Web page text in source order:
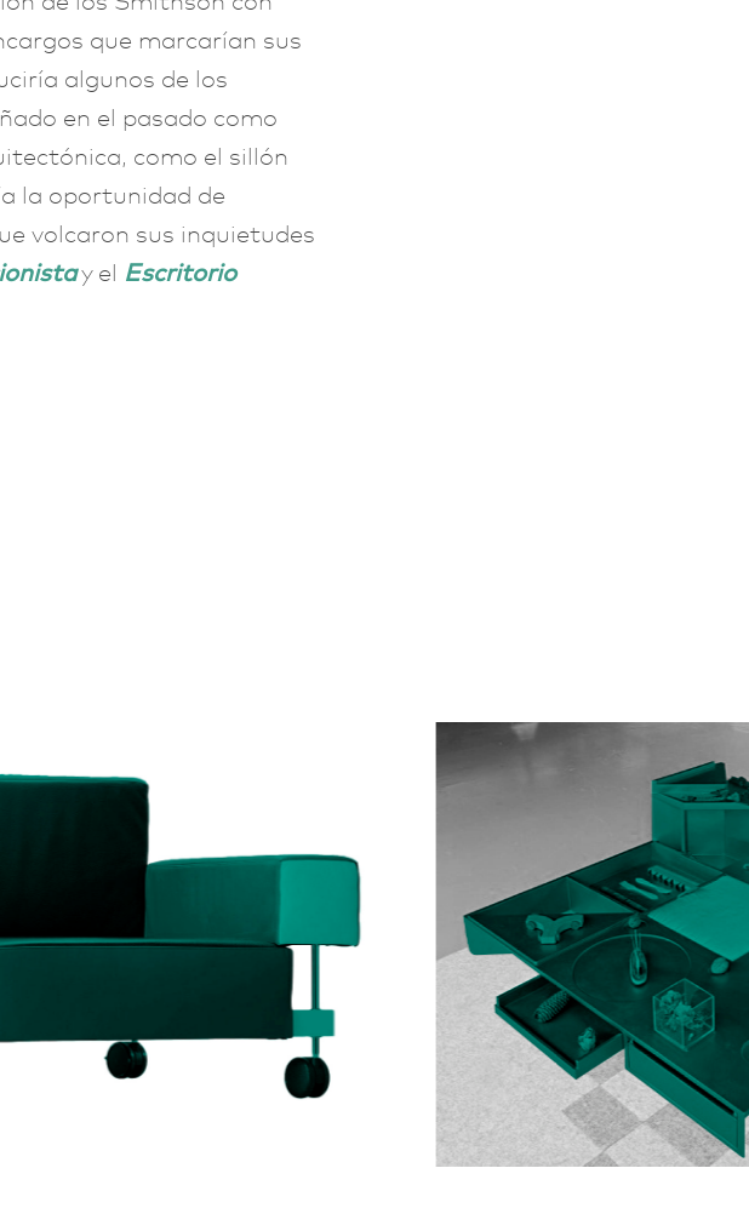
que marcarían sus
algunos de los
en el pasado como
como el sillón
la oportunidad de
volcaron sus inquietudes
y el Escritorio